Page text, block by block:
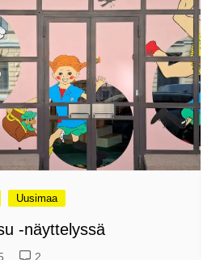
Uusimaa
-näyttelyssä
2